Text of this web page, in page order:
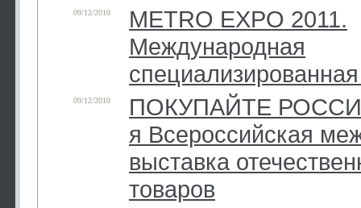
09/12/2010
METRO EXPO 2011.
Международная
09/12/2010
ПОКУПАЙТЕ
я Всероссийская
выставка
товаров